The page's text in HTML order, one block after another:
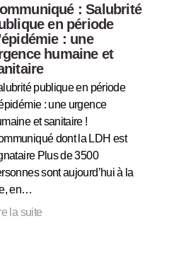
: Salubrité
en période
: une
humaine et
publique en période
: une urgence
et sanitaire !
dont la LDH est
Plus de 3500
sont aujourd’hui à la
en…
la suite